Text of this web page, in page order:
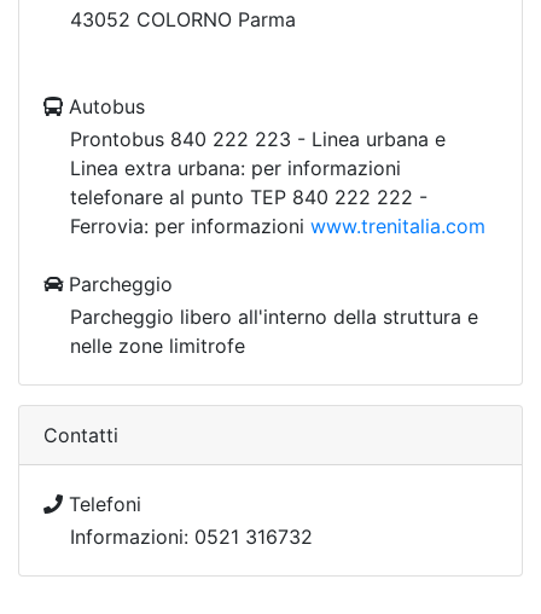
43052 COLORNO Parma
Autobus
Prontobus 840 222 223 - Linea urbana e
Linea extra urbana: per informazioni
telefonare al punto TEP 840 222 222 -
Ferrovia: per informazioni www.trenitalia.com
Parcheggio
Parcheggio libero all'interno della struttura e
nelle zone limitrofe
Contatti
Telefoni
Informazioni: 0521 316732